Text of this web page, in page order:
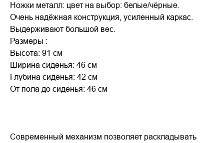
Ножки металл: цвет на выбор: белые/чёрные.
Очень надёжная конструкция, усиленный каркас.
Выдерживают большой вес.
Размеры :
Высота: 91 см
Ширина сиденья: 46 см
Глубина сиденья: 42 см
От пола до сиденья: 46 см
Современный механизм позволяет раскладывать